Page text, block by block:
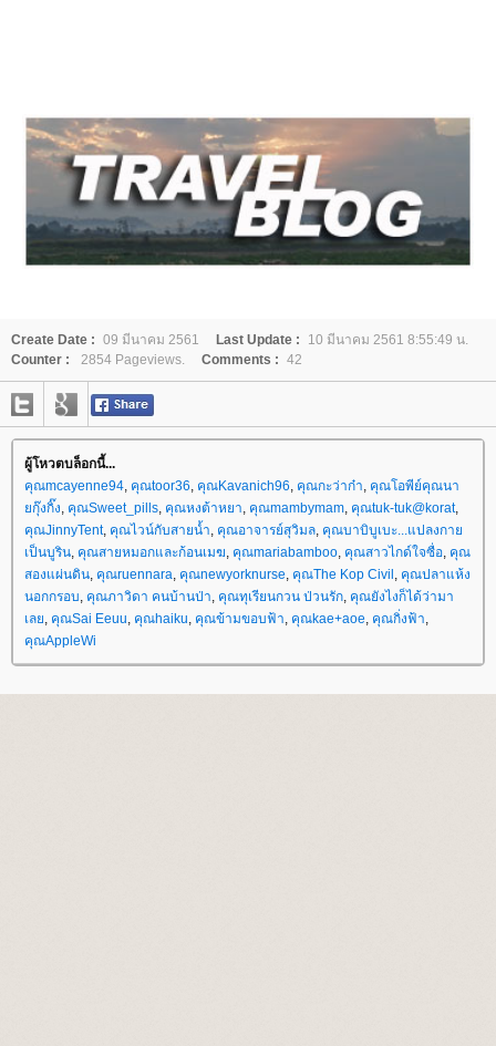
Create Date : 09 มีนาคม 2561 Last Update :
10 มีนาคม 2561 8:55:49 น.
Counter :
2854 Pageviews. Comments : 42
ผู้โหวตบล็อกนี้...
คุณmcayenne94, คุณtoor36, คุณKavanich96, คุณกะว่าก๋า, คุณโอพีย์คุณนา
กุ๊งกิ๊ง, คุณSweet_pills, คุณหงต้าหยา, คุณmambymam, คุณtuk-tuk@korat,
คุณJinnyTent, คุณไวน์กับสายน้ำ, คุณอาจารย์สุวิมล, คุณบาบิบูเบะ...แปลงกา
เป็นบูริน, คุณสายหมอกและก้อนเมฆ, คุณmariabamboo, คุณสาวไกด์ใจซื่อ, คุณ
สองแผ่นดิน, คุณruennara, คุณnewyorknurse, คุณThe Kop Civil, คุณปลาแห้ง
นอกกรอบ, คุณภาวิดา คนบ้านป่า, คุณทุเรียนกวน ป่วนรัก, คุณยังไงก็ได้ว่ามา
เล, คุณSai Eeuu, คุณhaiku, คุณข้ามขอบฟ้า, คุณkae+aoe, คุณกิ่งฟ้า,
คุณAppleWi